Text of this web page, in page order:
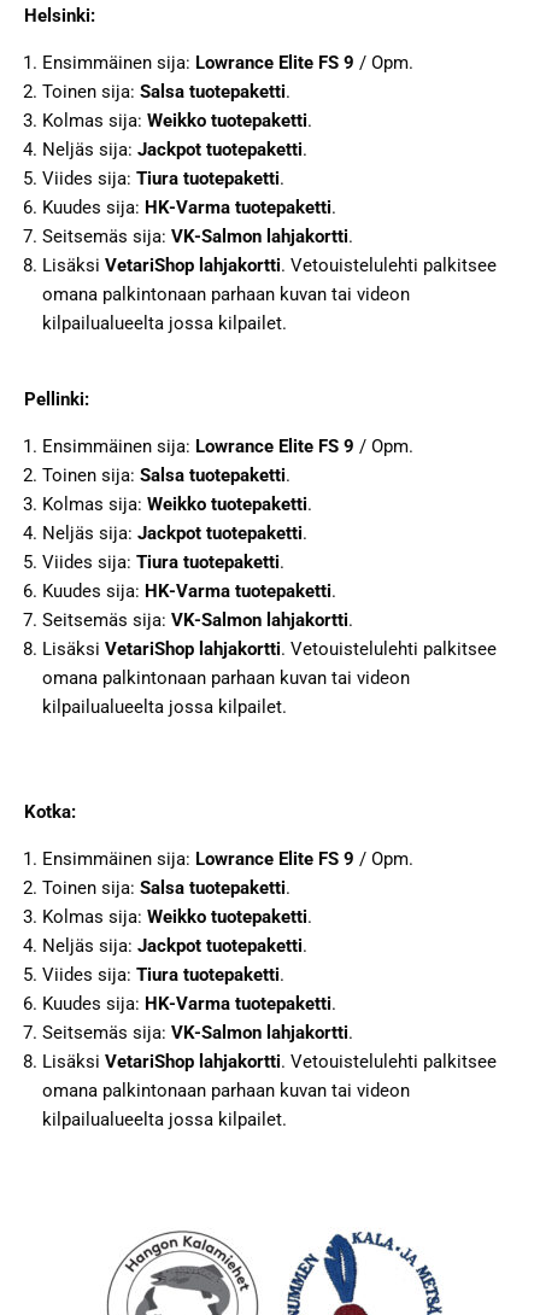
Helsinki:
Ensimmäinen sija: Lowrance Elite FS 9 / Opm.
Toinen sija: Salsa tuotepaketti.
Kolmas sija: Weikko tuotepaketti.
Neljäs sija: Jackpot tuotepaketti.
Viides sija: Tiura tuotepaketti.
Kuudes sija: HK-Varma tuotepaketti.
Seitsemäs sija: VK-Salmon lahjakortti.
Lisäksi VetariShop lahjakortti. Vetouistelulehti palkitsee
omana palkintonaan parhaan kuvan tai videon
kilpailualueelta jossa kilpailet.
Pellinki:
Ensimmäinen sija: Lowrance Elite FS 9 / Opm.
Toinen sija: Salsa tuotepaketti.
Kolmas sija: Weikko tuotepaketti.
Neljäs sija: Jackpot tuotepaketti.
Viides sija: Tiura tuotepaketti.
Kuudes sija: HK-Varma tuotepaketti.
Seitsemäs sija: VK-Salmon lahjakortti.
Lisäksi VetariShop lahjakortti. Vetouistelulehti palkitsee
omana palkintonaan parhaan kuvan tai videon
kilpailualueelta jossa kilpailet.
Kotka:
Ensimmäinen sija: Lowrance Elite FS 9 / Opm.
Toinen sija: Salsa tuotepaketti.
Kolmas sija: Weikko tuotepaketti.
Neljäs sija: Jackpot tuotepaketti.
Viides sija: Tiura tuotepaketti.
Kuudes sija: HK-Varma tuotepaketti.
Seitsemäs sija: VK-Salmon lahjakortti.
Lisäksi VetariShop lahjakortti. Vetouistelulehti palkitsee
omana palkintonaan parhaan kuvan tai videon
kilpailualueelta jossa kilpailet.